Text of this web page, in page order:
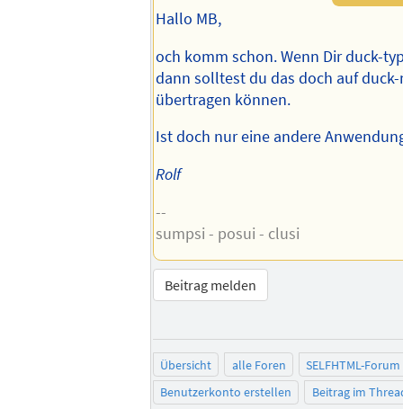
Hallo MB,
och komm schon. Wenn Dir duck-
dann solltest du das doch auf
übertragen können.
Ist doch nur eine andere
Rolf
--
sumpsi - posui - clusi
Beitrag melden
Übersicht alle Foren
SELFHTML-Forum
Benutzerkonto erstellen
Beitrag im